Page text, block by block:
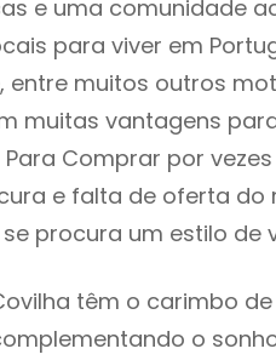
e uma comunidade
para viver em
muitos outros
muitas vantagens
Comprar por
e falta de oferta do
procura um estilo de
têm o carimbo
o